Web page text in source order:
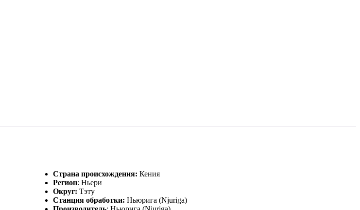
Страна происхождения: Кения
Регион: Ньери
Округ: Тэту
Станция обработки: Ньюрига (Njuriga)